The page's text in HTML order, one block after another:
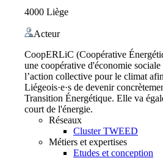
4000 Liège
Acteur
CoopERLiC (Coopérative
une coopérative d'économie
l’action collective pour le climat
Liégeois·e·s de devenir
Transition Énergétique. Elle va
court de l'énergie.
Réseaux
Cluster TWEED
Métiers et expertises
Etudes et conception